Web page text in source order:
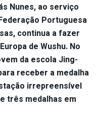
Nunes, ao serviço
Portuguesa
continua a fazer
de Wushu. No
da escola Jing-
receber a medalha
irrepreensível
três medalhas em